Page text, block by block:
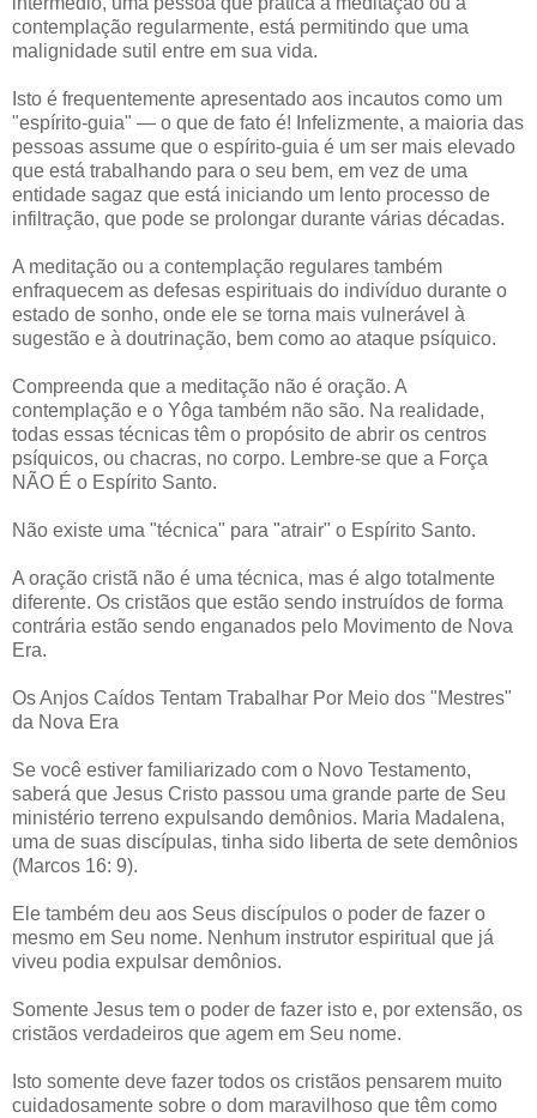
contemplação regularmente, está permitindo que uma
malignidade sutil entre em sua vida.
Isto é frequentemente apresentado aos incautos como um
"espírito-guia" — o que de fato é! Infelizmente, a maioria das
pessoas assume que o espírito-guia é um ser mais elevado
que está trabalhando para o seu bem, em vez de uma
entidade sagaz que está iniciando um lento processo de
infiltração, que pode se prolongar durante várias décadas.
A meditação ou a contemplação regulares também
enfraquecem as defesas espirituais do indivíduo durante o
estado de sonho, onde ele se torna mais vulnerável à
sugestão e à doutrinação, bem como ao ataque psíquico.
Compreenda que a meditação não é oração. A
contemplação e o Yôga também não são. Na realidade,
todas essas técnicas têm o propósito de abrir os centros
psíquicos, ou chacras, no corpo. Lembre-se que a Força
NÃO É o Espírito Santo.
Não existe uma "técnica" para "atrair" o Espírito Santo.
A oração cristã não é uma técnica, mas é algo totalmente
diferente. Os cristãos que estão sendo instruídos de forma
contrária estão sendo enganados pelo Movimento de Nova
Era.
Os Anjos Caídos Tentam Trabalhar Por Meio dos "Mestres"
da Nova Era
Se você estiver familiarizado com o Novo Testamento,
saberá que Jesus Cristo passou uma grande parte de Seu
ministério terreno expulsando demônios. Maria Madalena,
uma de suas discípulas, tinha sido liberta de sete demônios
(Marcos 16: 9).
Ele também deu aos Seus discípulos o poder de fazer o
mesmo em Seu nome. Nenhum instrutor espiritual que já
viveu podia expulsar demônios.
Somente Jesus tem o poder de fazer isto e, por extensão, os
cristãos verdadeiros que agem em Seu nome.
Isto somente deve fazer todos os cristãos pensarem muito
cuidadosamente sobre o dom maravilhoso que têm como